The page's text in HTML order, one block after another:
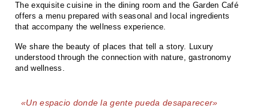
The exquisite cuisine in the dining room and the Garden Café
offers a menu prepared with seasonal and local ingredients
that accompany the wellness experience.
We share the beauty of places that tell a story. Luxury
understood through the connection with nature, gastronomy
and wellness.
«Un espacio donde la gente pueda desaparecer»